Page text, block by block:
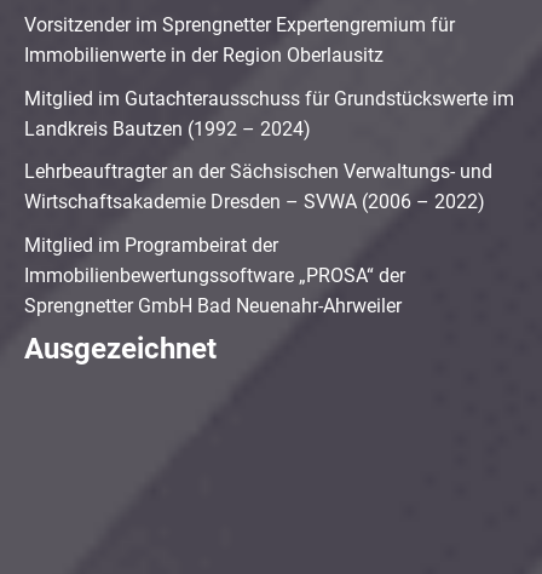
Vorsitzender im Sprengnetter Expertengremium für
Immobilienwerte in der Region Oberlausitz
Mitglied im Gutachterausschuss für Grundstückswerte im
Landkreis Bautzen (1992 – 2024)
Lehrbeauftragter an der Sächsischen Verwaltungs- und
Wirtschaftsakademie Dresden – SVWA (2006 – 2022)
Mitglied im Programbeirat der
Immobilienbewertungssoftware „PROSA“ der
Sprengnetter GmbH Bad Neuenahr-Ahrweiler
Ausgezeichnet